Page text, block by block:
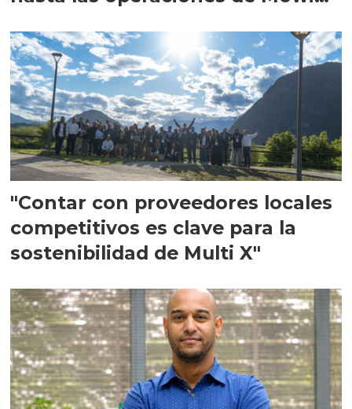
"Contar con proveedores locales
competitivos es clave para la
sostenibilidad de Multi X"